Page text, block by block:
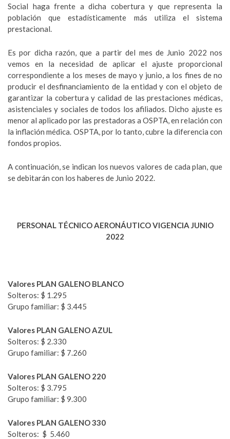
Social haga frente a dicha cobertura y que representa la
población que estadísticamente más utiliza el sistema
prestacional.
Es por dicha razón, que a partir del mes de Junio 2022 nos
vemos en la necesidad de aplicar el ajuste proporcional
correspondiente a los meses de mayo y junio, a los fines de no
producir el desfinanciamiento de la entidad y con el objeto de
garantizar la cobertura y calidad de las prestaciones médicas,
asistenciales y sociales de todos los afiliados. Dicho ajuste es
menor al aplicado por las prestadoras a OSPTA, en relación con
la inflación médica. OSPTA, por lo tanto, cubre la diferencia con
fondos propios.
A continuación, se indican los nuevos valores de cada plan, que
se debitarán con los haberes de Junio 2022.
PERSONAL TÉCNICO AERONÁUTICOVIGENCIA JUNIO
2022
Valores PLAN GALENO BLANCO
Solteros: $ 1.295
Grupo familiar: $ 3.445
Valores PLAN GALENO AZUL
Solteros: $ 2.330
Grupo familiar: $ 7.260
Valores PLAN GALENO 220
Solteros: $ 3.795
Grupo familiar: $ 9.300
Valores PLAN GALENO 330
Solteros: $ 5.460